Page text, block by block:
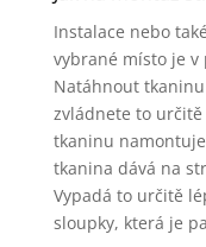
Instalace nebo
vybrané místo je
Natáhnout
zvládnete to
tkaninu
tkanina dává na
Vypadá to určitě
sloupky, která je